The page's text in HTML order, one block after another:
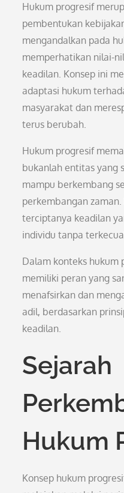
Hukum progresif
pembentukan
mengandalkan pada
memperhatikan nilai-
keadilan. Konsep ini
adaptasi hukum
masyarakat dan
terus berubah.
Hukum progresif
bukanlah entitas yang
mampu berkembang
perkembangan
terciptanya keadilan
individu tanpa
Dalam konteks hukum
memiliki peran yang
menafsirkan dan
adil, berdasarkan
keadilan.
Sejarah
Hukum
Konsep hukum